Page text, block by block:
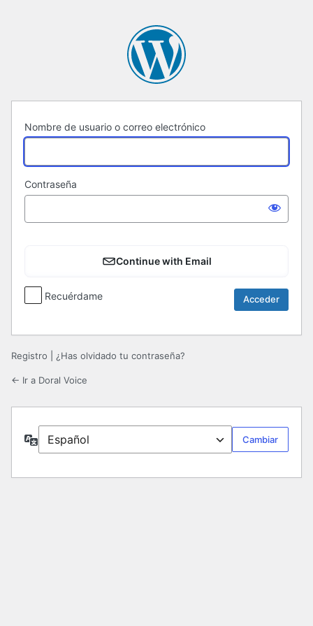
Nombre de usuario o correo electrónico
Contraseña
Continue with Email
Recuérdame
Registro ¿Has olvidado tu contraseña?
← Ir a Doral Voice
Idioma